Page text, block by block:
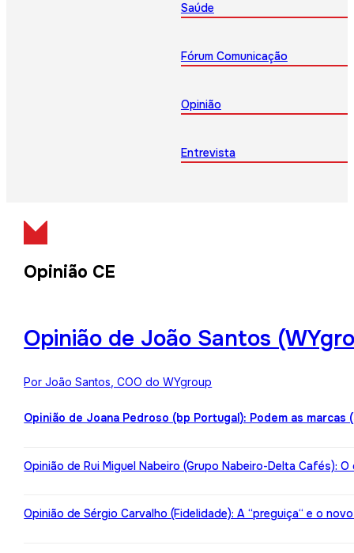
Saúde
Fórum Comunicação
Opinião
Entrevista
Opinião CE
Opinião de João Santos
Por João Santos, COO do WYgroup
Opinião de Joana Pedroso (bp Portugal): Podem as marcas
Opinião de Rui Miguel Nabeiro (Grupo Nabeiro-Delta Cafés):
Opinião de Sérgio Carvalho (Fidelidade): A “preguiça“ e o